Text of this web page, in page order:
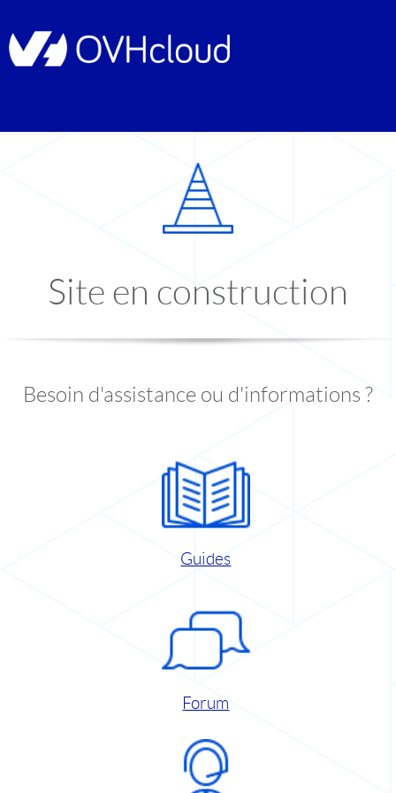
Site en construction
Besoin d'assistance ou d'informations ?
Guides
Forum